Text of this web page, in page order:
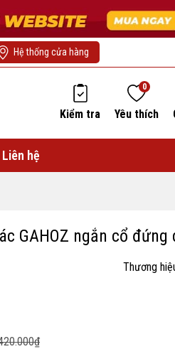
Hệ thống cửa hàng
Kiểm tra Yêu thích
0
Liên hệ
GAHOZ ngắn cổ đứng
Thương